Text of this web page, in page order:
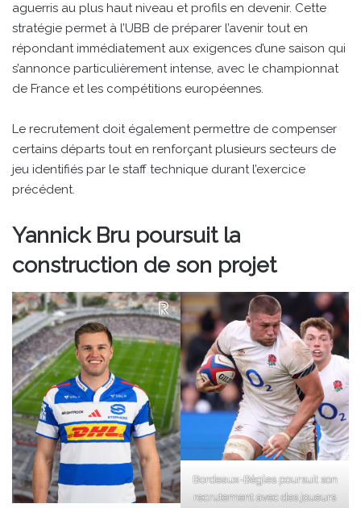
aguerris au plus haut niveau et profils en devenir. Cette
stratégie permet à l’UBB de préparer l’avenir tout en
répondant immédiatement aux exigences d’une saison qui
s’annonce particulièrement intense, avec le championnat
de France et les compétitions européennes.
Le recrutement doit également permettre de compenser
certains départs tout en renforçant plusieurs secteurs de
jeu identifiés par le staff technique durant l’exercice
précédent.
Yannick Bru poursuit la
construction de son projet
Bordeaux-Bègles poursuit son
recrutement avec des joueurs